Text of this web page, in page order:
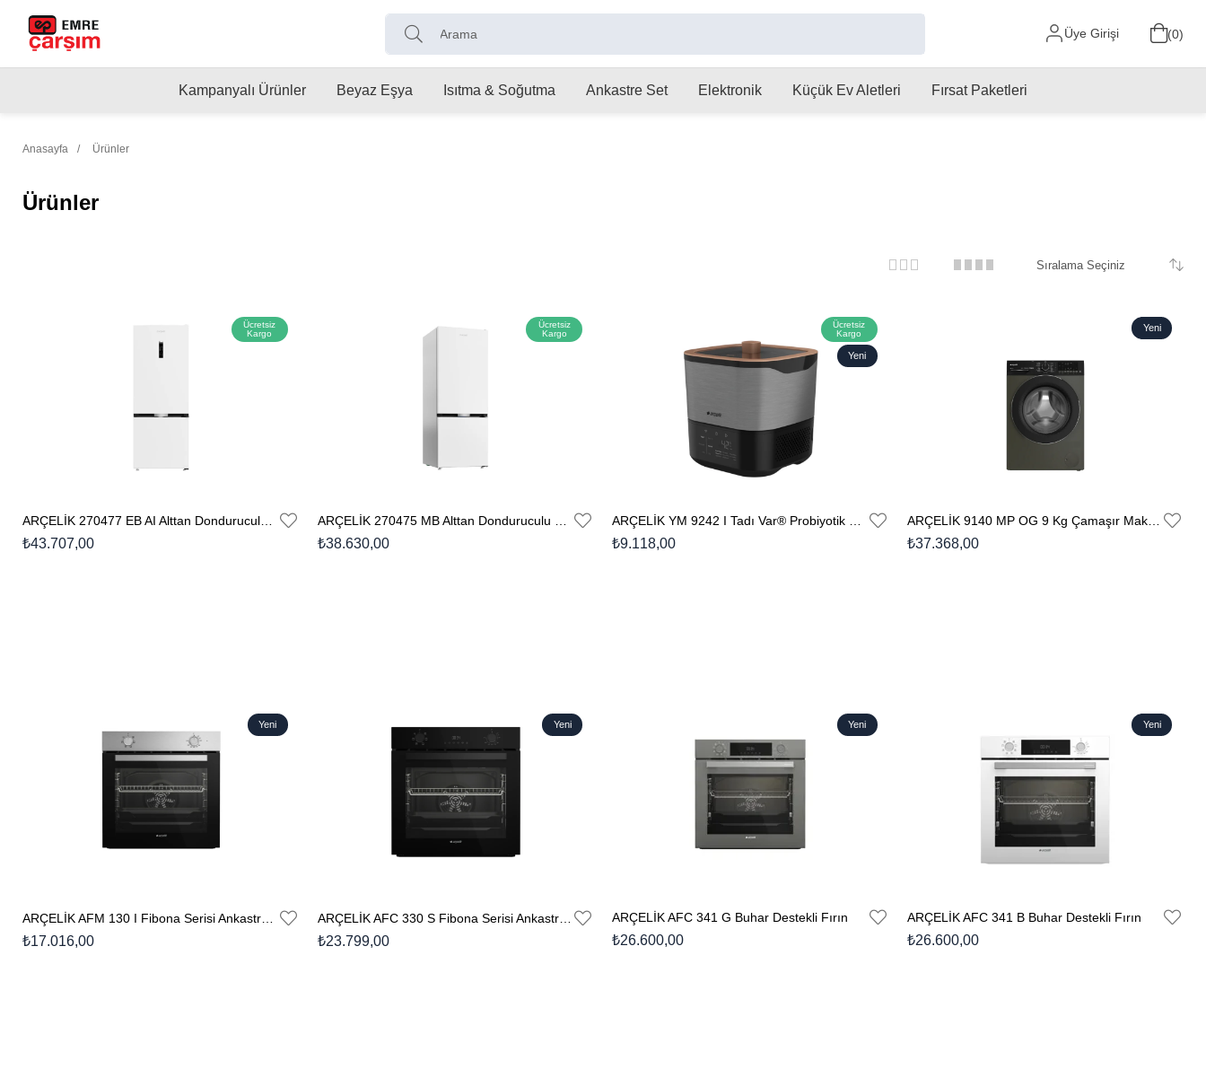
Üye Girişi 0
Kampanyalı Ürünler Beyaz Eşya Isıtma & Soğutma Ankastre Set Elektronik Küçük Ev Aletleri Fırsat Paketleri
Anasayfa Ürünler
Ürünler
ARÇELİK 270477 EB AI Alttan Donduruculu Buzdolabı
₺43.707,00
Ücretsiz
Kargo
ARÇELİK 270475 MB Alttan Donduruculu Buzdolabı
₺38.630,00
Ücretsiz
Kargo
ARÇELİK YM 9242 I Tadı Var® Probiyotik Yoğurt & Kefir Makinesi
₺9.118,00
Ücretsiz
Kargo
Yeni
ARÇELİK 9140 MP OG 9 Kg Çamaşır Makinesi
₺37.368,00
Yeni
₺17.016,00
Yeni
ARÇELİK AFC 330 S Fibona Serisi Ankastre Standart Fırın
₺23.799,00
Yeni
ARÇELİK AFC 341 G Buhar Destekli Fırın
₺26.600,00
Yeni
ARÇELİK AFC 341 B Buhar Destekli Fırın
₺26.600,00
Yeni